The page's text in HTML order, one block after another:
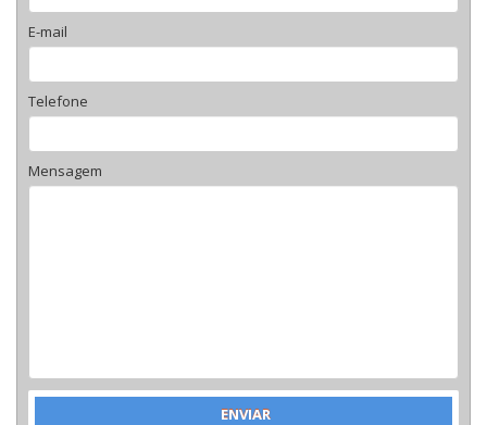
E-mail
Telefone
Mensagem